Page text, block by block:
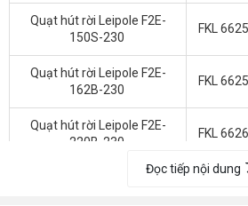
Quạt hút rời Leipole F2E-
150S-230
FKL
Quạt hút rời Leipole F2E-
162B-230
FKL
Quạt hút rời Leipole F2E-
220B-230
FKL
Quạt hút rời Leipole F2E-
Đọc tiếp nội dung